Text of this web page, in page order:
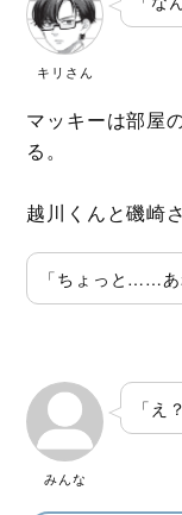
キリさん
マッキーは部屋
る。
越川くんと磯崎
「ちょっと……あ
みんな
「え